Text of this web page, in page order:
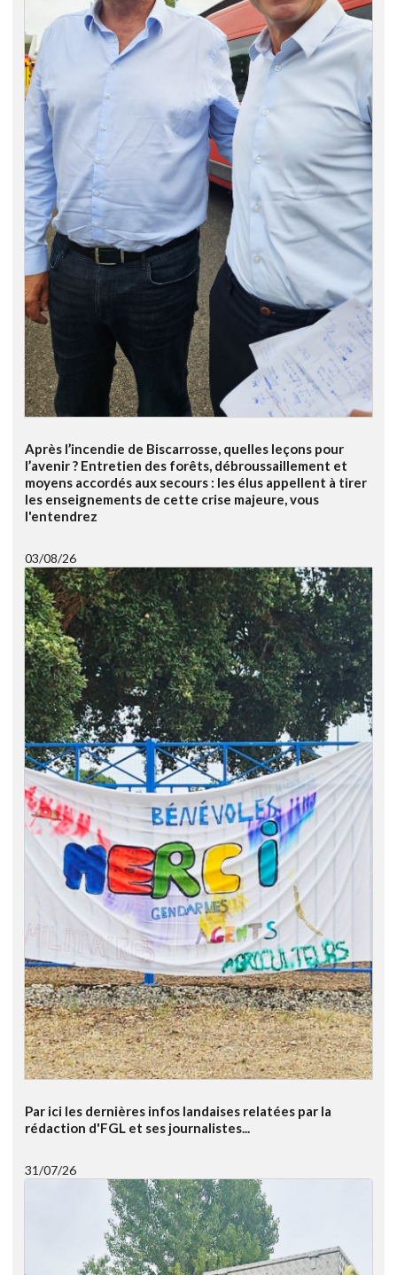
Après l’incendie de Biscarrosse, quelles leçons pour
l’avenir ? Entretien des forêts, débroussaillement et
moyens accordés aux secours : les élus appellent à tirer
les enseignements de cette crise majeure, vous
l'entendrez
03/08/26
Par ici les dernières infos landaises relatées par la
rédaction d'FGL et ses journalistes...
31/07/26